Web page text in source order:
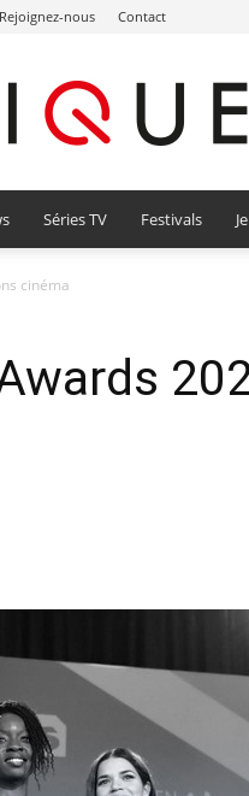
Rejoignez-nous Contact
Séries TV Festivals
cinéma